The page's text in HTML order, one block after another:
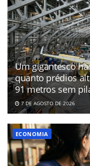
Um gigantesco
quanto prédios
91 metros sem
7 DE AGOSTO DE 2026
ECONOMIA